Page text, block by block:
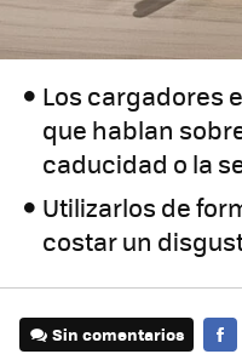
Los cargadores
que hablan
caducidad o la
Utilizarlos de
costar un
Sin comentarios